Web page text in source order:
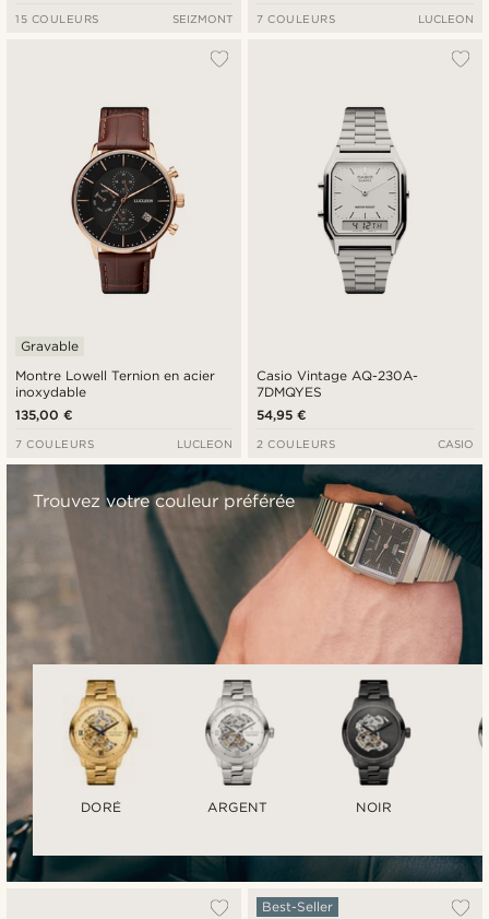
15 COULEURS SEIZMONT 7 COULEURS LUCLEON
Montre Lowell Ternion en acier
inoxydable
Gravable
135,00 €
7 COULEURS LUCLEON
Casio Vintage AQ-230A-
7DMQYES
54,95 €
2 COULEURS CASIO
Best-Seller
Trouvez votre couleur préférée
DORÉ ARGENT NOIR